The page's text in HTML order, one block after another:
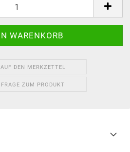
AUF DEN MERKZETTEL
FRAGE ZUM PRODUKT